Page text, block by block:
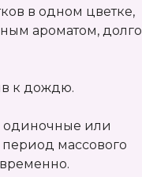
в одном цветке,
ароматом, долго
к дождю.
одиночные или
массового